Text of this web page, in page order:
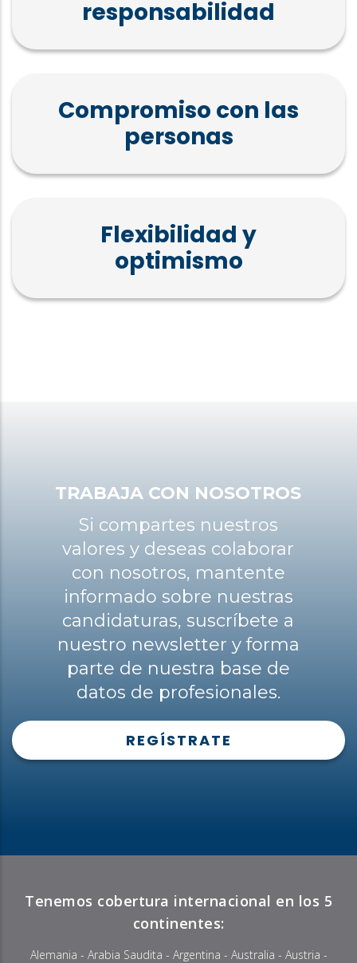
responsabilidad
Compromiso con las
personas
Flexibilidad y
optimismo
TRABAJA CON NOSOTROS
Si compartes nuestros
valores y deseas colaborar
con nosotros, mantente
informado sobre nuestras
candidaturas, suscríbete a
nuestro newsletter y forma
parte de nuestra base de
datos de profesionales.
REGÍSTRATE
Tenemos cobertura internacional en los 5
continentes:
Alemania - Arabia Saudita - Argentina - Australia - Austria -